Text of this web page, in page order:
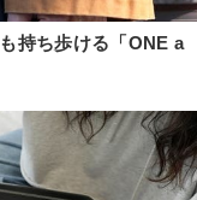
持ち歩ける「ONE a